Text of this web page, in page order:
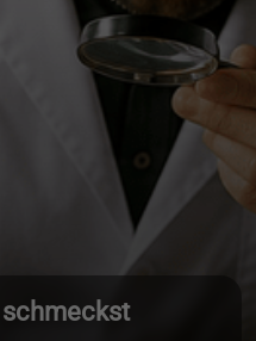
schmeckst